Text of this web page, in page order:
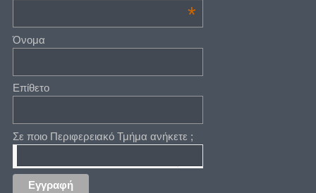
*
Όνομα
Επίθετο
Σε ποιο Περιφερειακό Τμήμα ανήκετε ;